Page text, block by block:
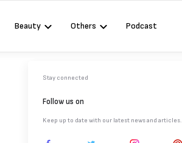
Beauty Others Podcast
Stay connected
Follow us on
Keep up to date with our latest news and articles.